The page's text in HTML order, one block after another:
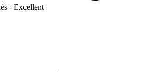
- Excellent